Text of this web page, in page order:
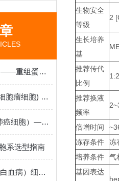
293T（人胚肾细胞）——重组蛋白与病毒包装的“分子工厂”
SH-SY5Y (人神经母细胞瘤细胞) 在神经生物学研究中的原理与应用
A549 （人非小细胞肺癌细胞）——肺腺癌机制与药物筛选的“病理模型”
系选型指南
THP-1 （人单核细胞白血病）细胞系采购与建立指南
生物安全
等级
2
生长培养
基
推荐传代
比例
推荐换液
频率
倍增时间
冻存条件
冻
培养条件
气
基因表达